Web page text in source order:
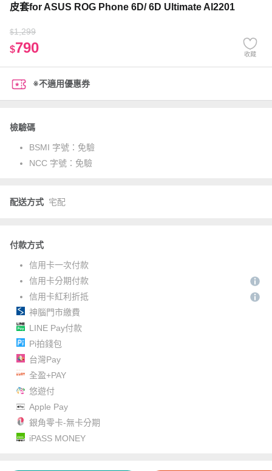
皮套for ASUS ROG Phone 6D/ 6D Ultimate AI2201
$1,299
$790 收藏
※不適用優惠券
檢驗碼
BSMI 字號： 免驗
NCC 字號： 免驗
配送方式 宅配
付款方式
信用卡一次付款
信用卡分期付款
信用卡紅利折抵
神腦門市繳費
LINE Pay付款
Pi拍錢包
台灣Pay
全盈+PAY
悠遊付
Apple Pay
銀角零卡-無卡分期
iPASS MONEY